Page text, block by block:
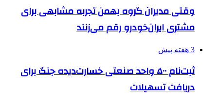
وقتی مدیران گروه بهمن تجربه مشابهی برای
مشتری ایران‌خودرو رقم می‌زنند
3 هفته پیش
ثبت‌نام ۵۰۰ واحد صنعتی خسارت‌دیده جنگ برای
دریافت تسهیلات